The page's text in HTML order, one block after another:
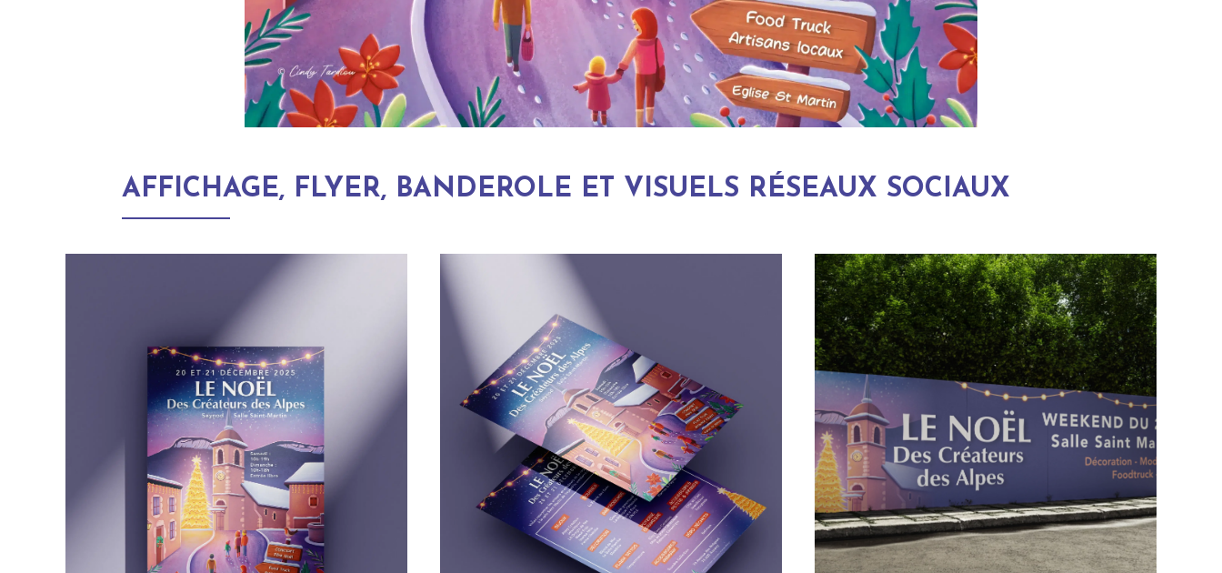
AFFICHAGE, FLYER, BANDEROLE ET VISUELS RÉSEAUX SOCIAUX